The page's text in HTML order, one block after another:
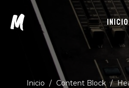
M INICIO
Inicio / Content Block /